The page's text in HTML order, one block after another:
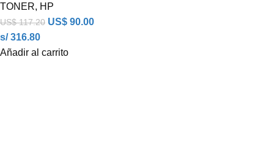
TONER, HP
US$117.20 US$ 90.00
s/ 316.80
Añadir al carrito